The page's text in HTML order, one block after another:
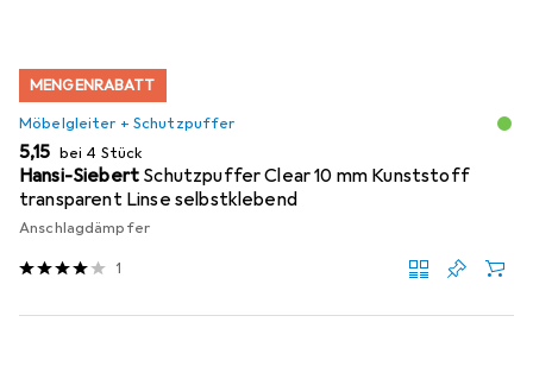
MENGENRABATT
Möbelgleiter + Schutzpuffer
EUR
5,15 bei 4 Stück
Hansi-Siebert Schutzpuffer Clear 10 mm Kunststoff
transparent Linse selbstklebend
Anschlagdämpfer
1